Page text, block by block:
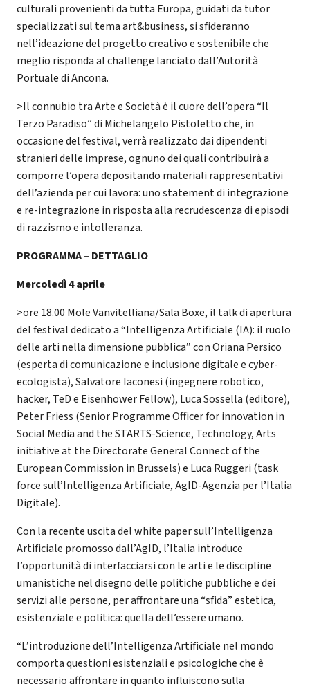
culturali provenienti da tutta Europa, guidati da tutor
specializzati sul tema art&business, si sfideranno
nell’ideazione del progetto creativo e sostenibile che
meglio risponda al challenge lanciato dall’Autorità
Portuale di Ancona.
>Il connubio tra Arte e Società è il cuore dell’opera “Il
Terzo Paradiso” di Michelangelo Pistoletto che, in
occasione del festival, verrà realizzato dai dipendenti
stranieri delle imprese, ognuno dei quali contribuirà a
comporre l’opera depositando materiali rappresentativi
dell’azienda per cui lavora: uno statement di integrazione
e re-integrazione in risposta alla recrudescenza di episodi
di razzismo e intolleranza.
PROGRAMMA – DETTAGLIO
Mercoledì 4 aprile
>ore 18.00 Mole Vanvitelliana/Sala Boxe, il talk di apertura
del festival dedicato a “Intelligenza Artificiale (IA): il ruolo
delle arti nella dimensione pubblica” con Oriana Persico
(esperta di comunicazione e inclusione digitale e cyber-
ecologista), Salvatore Iaconesi (ingegnere robotico,
hacker, TeD e Eisenhower Fellow), Luca Sossella (editore),
Peter Friess (Senior Programme Officer for innovation in
Social Media and the STARTS-Science, Technology, Arts
initiative at the Directorate General Connect of the
European Commission in Brussels) e Luca Ruggeri (task
force sull’Intelligenza Artificiale, AgID-Agenzia per l’Italia
Digitale).
Con la recente uscita del white paper sull’Intelligenza
Artificiale promosso dall’AgID, l’Italia introduce
l’opportunità di interfacciarsi con le arti e le discipline
umanistiche nel disegno delle politiche pubbliche e dei
servizi alle persone, per affrontare una “sfida” estetica,
esistenziale e politica: quella dell’essere umano.
“L’introduzione dell’Intelligenza Artificiale nel mondo
comporta questioni esistenziali e psicologiche che è
necessario affrontare in quanto influiscono sulla